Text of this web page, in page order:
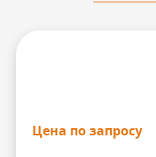
Цена по запросу